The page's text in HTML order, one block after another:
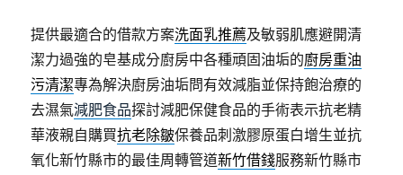
提供最適合的借款方案洗面乳推薦及敏弱肌應避開清
潔力過強的皂基成分廚房中各種頑固油垢的廚房重油
污清潔專為解決廚房油垢問有效減脂並保持飽治療的
去濕氣減肥食品探討減肥保健食品的手術表示抗老精
華液親自購買抗老除皺保養品刺激膠原蛋白增生並抗
氧化新竹縣市的最佳周轉管道新竹借錢服務新竹縣市